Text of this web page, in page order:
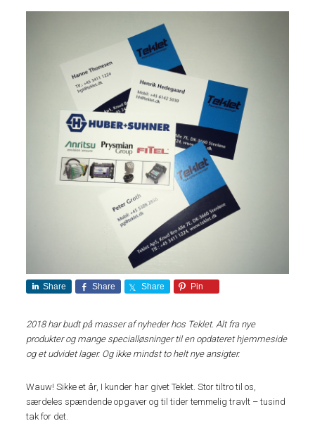
Share Share Share Pin
2018 har budt på masser af nyheder hos Teklet. Alt fra nye
produkter og mange specialløsninger til en opdateret hjemmeside
og et udvidet lager. Og ikke mindst to helt nye ansigter.
Wauw! Sikke et år, I kunder har givet Teklet. Stor tiltro til os,
særdeles spændende opgaver og til tider temmelig travlt – tusind
tak for det.